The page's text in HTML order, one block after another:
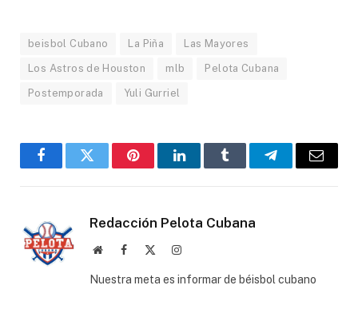
beisbol Cubano La Piña Las Mayores
Los Astros de Houston mlb Pelota Cubana
Postemporada Yuli Gurriel
FacebookTwitter PinterestLinkedInTumblr TelegramEmail
Redacción Pelota Cubana
WebsiteFacebook Instagram
Nuestra meta es informar de béisbol cubano